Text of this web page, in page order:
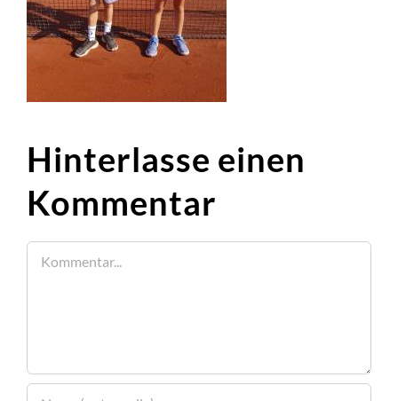
Hinterlasse einen
Kommentar
Kommentar